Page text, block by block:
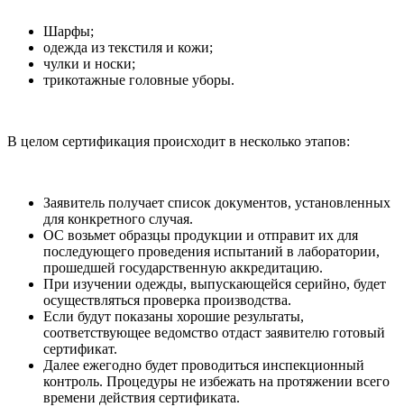
Шарфы;
одежда из текстиля и кожи;
чулки и носки;
трикотажные головные уборы.
В целом сертификация происходит в несколько этапов:
Заявитель получает список документов, установленных
для конкретного случая.
ОС возьмет образцы продукции и отправит их для
последующего проведения испытаний в лаборатории,
прошедшей государственную аккредитацию.
При изучении одежды, выпускающейся серийно, будет
осуществляться проверка производства.
Если будут показаны хорошие результаты,
соответствующее ведомство отдаст заявителю готовый
сертификат.
Далее ежегодно будет проводиться инспекционный
контроль. Процедуры не избежать на протяжении всего
времени действия сертификата.